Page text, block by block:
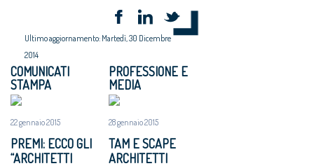
Ultimo aggiornamento: Martedì, 30 Dicembre
2014
COMUNICATI
STAMPA
22 gennaio 2015
PREMI: ECCO GLI
“ARCHITETTI
PROFESSIONE E
MEDIA
28 gennaio 2015
TAM E SCAPE
ARCHITETTI